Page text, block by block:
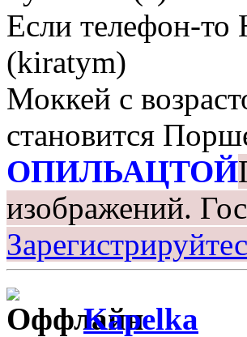
Если телефон-то
(kiratym)
Моккей с
становится
ОПИЛЬАЦТОЙ
изображений.
Kapelka